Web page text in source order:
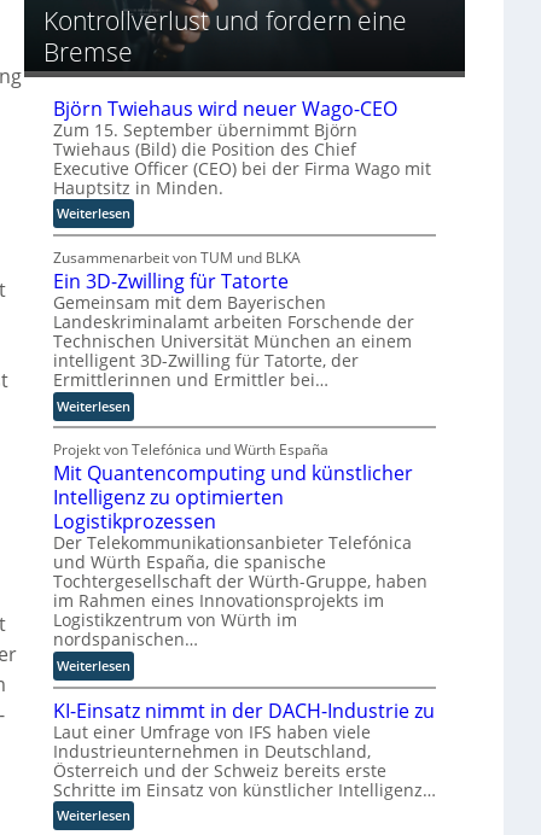
g
o
y
-
A
u
s
b
a
u
p
ä
i
c
h
e
n
R
o
t
e
r
-
H
e
r
s
l
l
e
r
n
e
A
u
o
m
a
t
i
s
e
r
u
n
g
s
l
ö
n
g
e
n
Kontrollverlust und fordern eine
Bremse
Björn Twiehaus wird neuer Wago-CEO
Zum 15. September übernimmt Björn
Twiehaus (Bild) die Position des Chief
Executive Officer (CEO) bei der Firma Wago mit
Hauptsitz in Minden.
Weiterlesen:
B
j
ö
r
n
T
w
i
e
h
a
u
s
w
i
r
d
n
e
u
e
r
W
a
g
o
-
C
Zusammenarbeit von TUM und BLKA
Ein 3D-Zwilling für Tatorte
Gemeinsam mit dem Bayerischen
Landeskriminalamt arbeiten Forschende der
Technischen Universität München an einem
intelligent 3D-Zwilling für Tatorte, der
Ermittlerinnen und Ermittler bei…
Weiterlesen:
E
i
n
3
-
Z
w
i
l
l
i
n
g
f
ü
r
T
a
Projekt von Telefónica und Würth España
Mit Quantencomputing und künstlicher
Intelligenz zu optimierten
Logistikprozessen
Der Telekommunikationsanbieter Telefónica
und Würth España, die spanische
Tochtergesellschaft der Würth-Gruppe, haben
im Rahmen eines Innovationsprojekts im
Logistikzentrum von Würth im
nordspanischen…
Weiterlesen:
M
i
t
Q
u
a
n
KI-Einsatz nimmt in der DACH-Industrie zu
Laut einer Umfrage von IFS haben viele
Industrieunternehmen in Deutschland,
Österreich und der Schweiz bereits erste
Schritte im Einsatz von künstlicher Intelligenz…
Weiterlesen: